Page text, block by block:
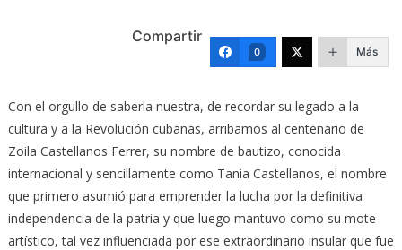
Compartir
0 Más
Con el orgullo de saberla nuestra, de recordar su legado a la
cultura y a la Revolución cubanas, arribamos al centenario de
Zoila Castellanos Ferrer, su nombre de bautizo, conocida
internacional y sencillamente como Tania Castellanos, el nombre
que primero asumió para emprender la lucha por la definitiva
independencia de la patria y que luego mantuvo como su mote
artístico, tal vez influenciada por ese extraordinario insular que fue